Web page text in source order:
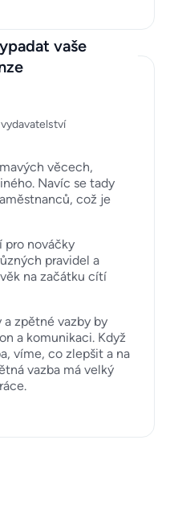
vaše
věcech,
Navíc se tady
což je
pro nováčky
pravidel a
na začátku cítí
a zpětné vazby by
a komunikaci. Když
víme, co zlepšit a na
vazba má velký